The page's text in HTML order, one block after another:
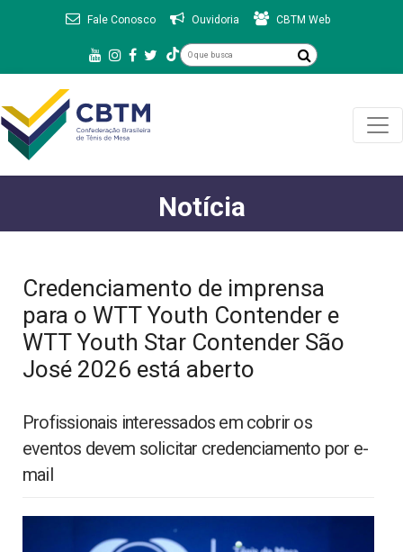
Fale Conosco Ouvidoria CBTM Web
Notícia
Credenciamento de imprensa
para o WTT Youth Contender e
WTT Youth Star Contender São
José 2026 está aberto
Profissionais interessados em cobrir os
eventos devem solicitar credenciamento por e-
mail